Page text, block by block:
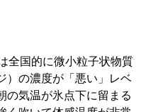
全国的に微小粒子状物質
）の濃度が「悪い」レベ
の気温が氷点下に留まる